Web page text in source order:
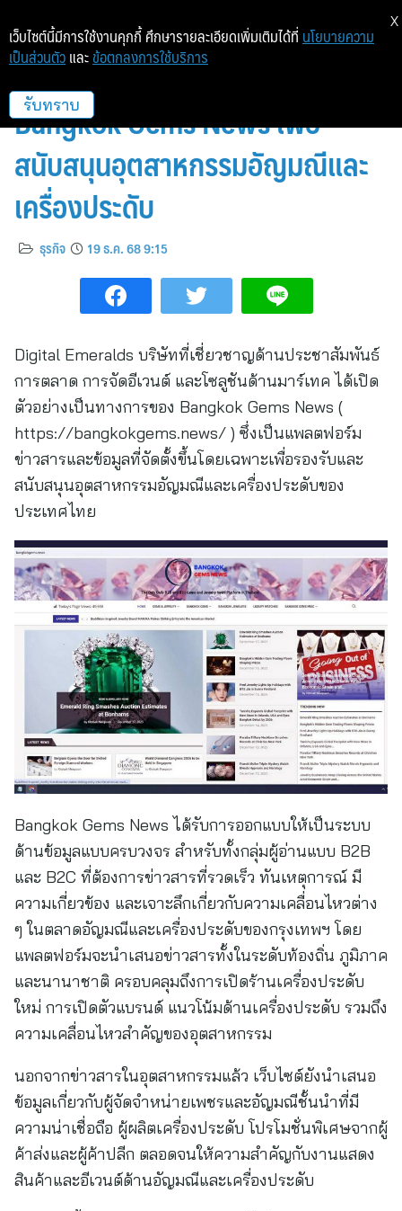
Digital Emeralds ได้เปิดตัว
Bangkok Gems News เพื่อ
สนับสนุนอุตสาหกรรมอัญมณีและ
เครื่องประดับ
ธุรกิจ 19 ธ.ค. 68 9:15
Digital Emeralds บริษัทที่เชี่ยวชาญด้านประชาสัมพันธ์
การตลาด การจัดอีเวนต์ และโซลูชันด้านมาร์เทค ได้เปิด
ตัวอย่างเป็นทางการของ Bangkok Gems News (
https://bangkokgems.news/ ) ซึ่งเป็นแพลตฟอร์ม
ข่าวสารและข้อมูลที่จัดตั้งขึ้นโดยเฉพาะเพื่อรองรับและ
สนับสนุนอุตสาหกรรมอัญมณีและเครื่องประดับของ
ประเทศไทย
Bangkok Gems News ได้รับการออกแบบให้เป็นระบบ
ด้านข้อมูลแบบครบวงจร สำหรับทั้งกลุ่มผู้อ่านแบบ B2B
และ B2C ที่ต้องการข่าวสารที่รวดเร็ว ทันเหตุการณ์ มี
ความเกี่ยวข้อง และเจาะลึกเกี่ยวกับความเคลื่อนไหวต่าง
ๆ ในตลาดอัญมณีและเครื่องประดับของกรุงเทพฯ โดย
แพลตฟอร์มจะนำเสนอข่าวสารทั้งในระดับท้องถิ่น ภูมิภาค
และนานาชาติ ครอบคลุมถึงการเปิดร้านเครื่องประดับ
ใหม่ การเปิดตัวแบรนด์ แนวโน้มด้านเครื่องประดับ รวมถึง
ความเคลื่อนไหวสำคัญของอุตสาหกรรม
นอกจากข่าวสารในอุตสาหกรรมแล้ว เว็บไซต์ยังนำเสนอ
ข้อมูลเกี่ยวกับผู้จัดจำหน่ายเพชรและอัญมณีชั้นนำที่มี
ความน่าเชื่อถือ ผู้ผลิตเครื่องประดับ โปรโมชั่นพิเศษจากผู้
ค้าส่งและผู้ค้าปลีก ตลอดจนให้ความสำคัญกับงานแสดง
สินค้าและอีเวนต์ด้านอัญมณีและเครื่องประดับ
เว็บไซต์นี้มีการใช้งานคุกกี้ ศึกษารายละเอียดเพิ่มเติมได้ที่ นโยบายความ
เป็นส่วนตัว และ ข้อตกลงการใช้บริการ
รับทราบ
X